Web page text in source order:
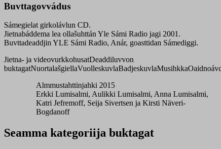
Buvttagovvádus
Sámegielat girkolávlun CD.
Jietnabáddema lea ollašuhttán Yle Sámi Radio jagi 2001.
Buvttadeaddjin YLE Sámi Radio, Anár, goasttidan Sámediggi.
Jietna- ja videovurkkohusatDeaddiluvvon
buktagatNuortalašgiellaVuolleskuvlaBadjeskuvlaMusihkka
Almmustahttinjahki 2015
Erkki Lumisalmi, Aulikki Lumisalmi, Anna Lumisalmi,
Katri Jefremoff, Seija Sivertsen ja Kirsti Näveri-
Bogdanoff
Seamma kategoriija buktagat